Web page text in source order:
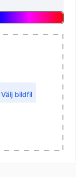
Välj bildfil